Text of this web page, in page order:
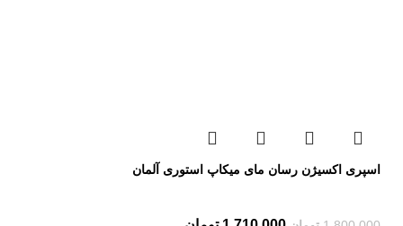
اسپری اکسیژن رسان مای میکاپ استوری آلمان